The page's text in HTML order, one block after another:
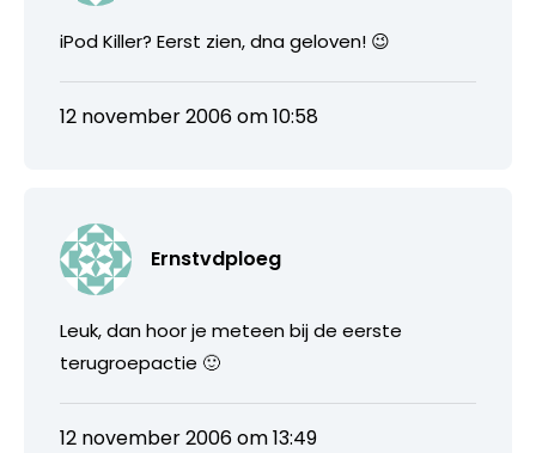
iPod Killer? Eerst zien, dna geloven! 😉
12 november 2006 om 10:58
Ernstvdploeg
Leuk, dan hoor je meteen bij de eerste
terugroepactie 🙂
12 november 2006 om 13:49